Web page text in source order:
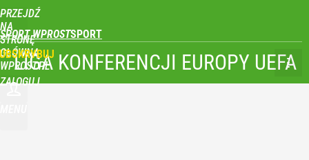
PRZEJDŹ
NA
STRONĘ
GŁÓWNĄ
WPROST.PL
SPORT WPROST
ZALOGUJ
LIGA KONFERENCJI EUROPY UEFA